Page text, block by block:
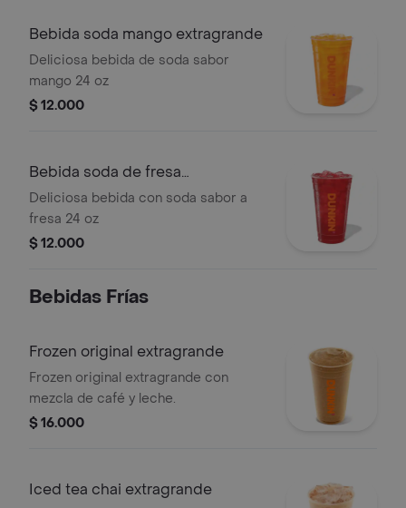
Bebida soda mango extragrande
Deliciosa bebida de soda sabor
mango 24 oz
$ 12.000
Bebida soda de fresa
extragrande
Deliciosa bebida con soda sabor a
fresa 24 oz
$ 12.000
Bebidas Frí­as
Frozen original extragrande
Frozen original extragrande con
mezcla de café y leche.
$ 16.000
Iced tea chai extragrande